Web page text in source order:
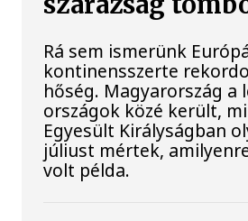
Rá sem ismerünk
kontinensszerte
hőség. Magyarország a
országok közé került,
Egyesült Királyságban
júliust mértek,
volt példa.